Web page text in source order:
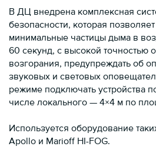
В ДЦ внедрена комплексная
безопасности, которая
минимальные частицы дыма в
60 секунд, с высокой точностью
возгорания, предупреждать об
звуковых и световых
режиме подключать устройства
числе локального — 4×4 м по
Используется оборудование
Apollo и Marioff HI-FOG.